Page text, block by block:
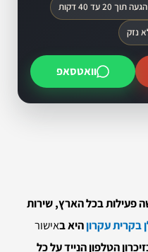
הגעה תוך 20 עד 40 דקות
נזק
וואטסאפ
פעילות בכל הארץ,שירות
בקרית עקרוןהיא באישור
הטלפון הנייד על כל